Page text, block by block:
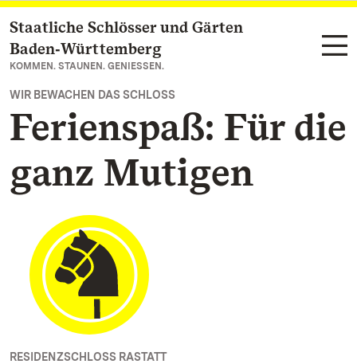
Zum Hauptinhalt springen
Staatliche Schlösser und Gärten
Baden‑Württemberg
KOMMEN. STAUNEN. GENIESSEN.
WIR BEWACHEN DAS SCHLOSS
Ferienspaß: Für die
ganz Mutigen
RESIDENZSCHLOSS RASTATT